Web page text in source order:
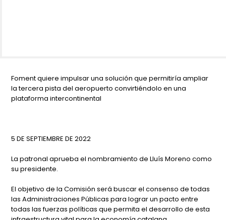
Foment quiere impulsar una solución que permitiría ampliar
la tercera pista del aeropuerto convirtiéndolo en una
plataforma intercontinental
5 DE SEPTIEMBRE DE 2022
La patronal aprueba el nombramiento de Lluís Moreno como
su presidente.
El objetivo de la Comisión será buscar el consenso de todas
las Administraciones Públicas para lograr un pacto entre
todas las fuerzas políticas que permita el desarrollo de esta